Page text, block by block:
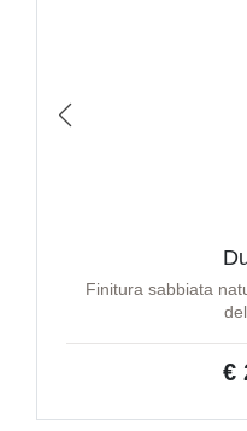
Finitura sabbiata
€